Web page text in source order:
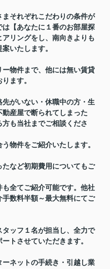
それぞれこだわりの条件が
【あなたに１番のお部屋探
リングをし、南向きよりも
いたします。
物件まで、他には無い賃貸
ます。
がいない・休職中の方・生
産屋で断られてしまった
も当社までご相談くださ
物件をご紹介いたします。
など初期費用についてもご
全てご紹介可能です。他社
数料半額～最大無料にてご
ッフ１名が担当し、全力で
トさせていただきます。
ネットの手続き・引越し業